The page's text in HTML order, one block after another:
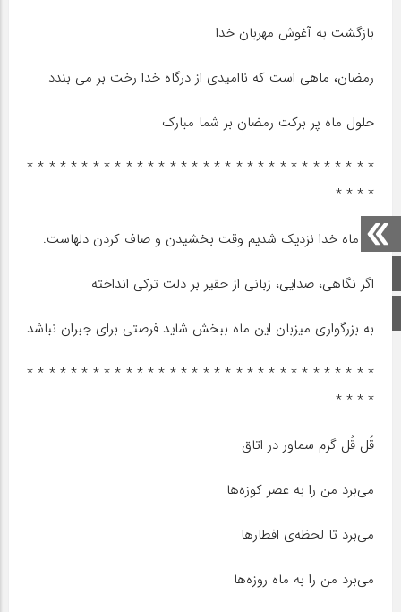
صفحه اصلی
بازگشت به آغوش مهربان خدا
رمضان، ماهی است که ناامیدی از درگاه خدا رخت بر می بندد
حلول ماه پر برکت رمضان بر شما مبارک
* * * * * * * * * * * * * * * * * * * * * * * * * * * * * * * *
* * * *
به ماه خدا نزدیک شدیم وقت بخشیدن و صاف کردن دلهاست.
اگر نگاهی، صدایی، زبانی از حقیر بر دلت ترکی انداخته
به بزرگواری میزبان این ماه ببخش شاید فرصتی برای جبران نباشد
* * * * * * * * * * * * * * * * * * * * * * * * * * * * * * * *
* * * *
قُل قُل گرم سماور در اتاق
می‌برد من را به عصر کوزه‌ها
می‌برد تا لحظه‌ی افطارها
می‌برد من را به ماه روزه‌ها